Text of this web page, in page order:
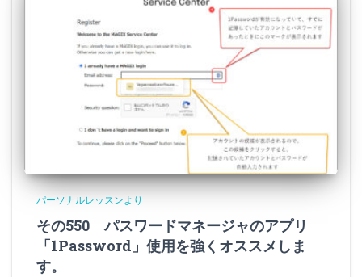
パーソナルレッスンより
その550 パスワードマネージャのアプリ
「1Password」使用を強くオススメしま
す。